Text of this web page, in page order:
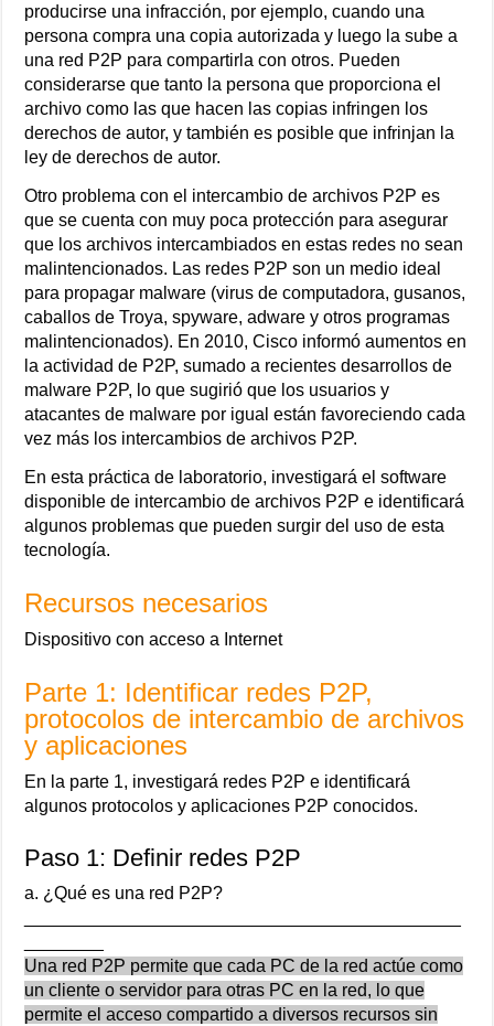
producirse una infracción, por ejemplo, cuando una
persona compra una copia autorizada y luego la sube a
una red P2P para compartirla con otros. Pueden
considerarse que tanto la persona que proporciona el
archivo como las que hacen las copias infringen los
derechos de autor, y también es posible que infrinjan la
ley de derechos de autor.
Otro problema con el intercambio de archivos P2P es
que se cuenta con muy poca protección para asegurar
que los archivos intercambiados en estas redes no sean
malintencionados. Las redes P2P son un medio ideal
para propagar malware (virus de computadora, gusanos,
caballos de Troya, spyware, adware y otros programas
malintencionados). En 2010, Cisco informó aumentos en
la actividad de P2P, sumado a recientes desarrollos de
malware P2P, lo que sugirió que los usuarios y
atacantes de malware por igual están favoreciendo cada
vez más los intercambios de archivos P2P.
En esta práctica de laboratorio, investigará el software
disponible de intercambio de archivos P2P e identificará
algunos problemas que pueden surgir del uso de esta
tecnología.
Recursos necesarios
Dispositivo con acceso a Internet
Parte 1: Identificar redes P2P,
protocolos de intercambio de archivos
y aplicaciones
En la parte 1, investigará redes P2P e identificará
algunos protocolos y aplicaciones P2P conocidos.
Paso 1: Definir redes P2P
a. ¿Qué es una red P2P?
Una red P2P permite que cada PC de la red actúe como
un cliente o servidor para otras PC en la red, lo que
permite el acceso compartido a diversos recursos sin